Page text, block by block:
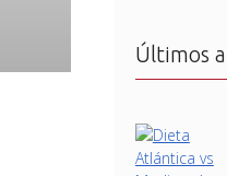
Últimos